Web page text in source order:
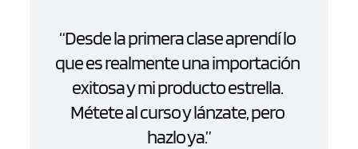
“Desde la primera clase aprendí lo
que es realmente una importación
exitosa y mi producto estrella.
Métete al curso y lánzate, pero
hazlo ya.”